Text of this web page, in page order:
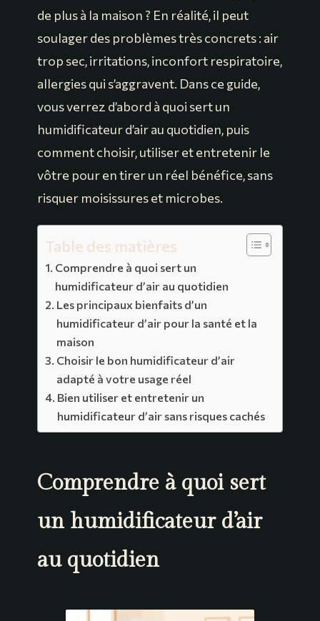
de plus à la maison ? En réalité, il peut
soulager des problèmes très concrets : air
trop sec, irritations, inconfort respiratoire,
allergies qui s’aggravent. Dans ce guide,
vous verrez d’abord à quoi sert un
humidificateur d’air au quotidien, puis
comment choisir, utiliser et entretenir le
vôtre pour en tirer un réel bénéfice, sans
risquer moisissures et microbes.
Table des matières
Comprendre à quoi sert un
humidificateur d’air au quotidien
Les principaux bienfaits d’un
humidificateur d’air pour la santé et la
maison
Choisir le bon humidificateur d’air
adapté à votre usage réel
Bien utiliser et entretenir un
humidificateur d’air sans risques cachés
Comprendre à quoi sert
un humidificateur d’air
au quotidien